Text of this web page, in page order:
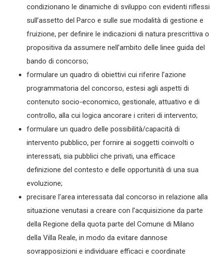
condizionano le dinamiche di sviluppo con evidenti riflessi
sull’assetto del Parco e sulle sue modalità di gestione e
fruizione, per definire le indicazioni di natura prescrittiva o
propositiva da assumere nell’ambito delle linee guida del
bando di concorso;
formulare un quadro di obiettivi cui riferire l’azione
programmatoria del concorso, estesi agli aspetti di
contenuto socio-economico, gestionale, attuativo e di
controllo, alla cui logica ancorare i criteri di intervento;
formulare un quadro delle possibilità/capacità di
intervento pubblico, per fornire ai soggetti coinvolti o
interessati, sia pubblici che privati, una efficace
definizione del contesto e delle opportunità di una sua
evoluzione;
precisare l’area interessata dal concorso in relazione alla
situazione venutasi a creare con l’acquisizione da parte
della Regione della quota parte del Comune di Milano
della Villa Reale, in modo da evitare dannose
sovrapposizioni e individuare efficaci e coordinate